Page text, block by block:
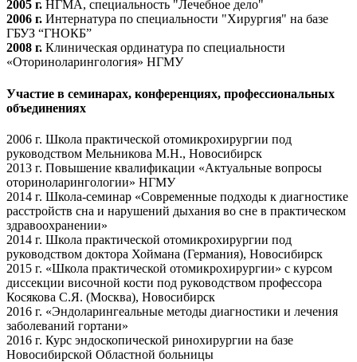
2005 г. НГМА, специальность "Лечебное дело"
2006 г. Интернатура по специальности "Хирургия" на базе
ГБУЗ “ГНОКБ”
2008 г. Клиническая ординатура по специальности
«Оториноларингология» НГМУ
Участие в семинарах, конференциях, профессиональных
объединениях
2006 г. Школа практической отомикрохирургии под
руководством Мельникова М.Н., Новосибирск
2013 г. Повышение квалификации «Актуальные вопросы
оториноларингологии» НГМУ
2014 г. Школа-семинар «Современные подходы к диагностике
расстройств сна и нарушений дыхания во сне в практическом
здравоохранении»
2014 г. Школа практической отомикрохирургии под
руководством доктора Хоймана (Германия), Новосибирск
2015 г. «Школа практической отомикрохирургии» с курсом
диссекции височной кости под руководством профессора
Косякова С.Я. (Москва), Новосибирск
2016 г. «Эндоларингеальные методы диагностики и лечения
заболеваний гортани»
2016 г. Курс эндоскопической ринохирургии на базе
Новосибирской Областной больницы